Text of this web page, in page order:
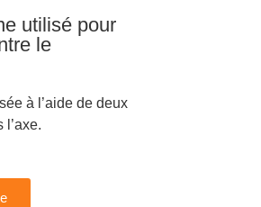
utilisé pour
le
à l’aide de deux
l’axe.